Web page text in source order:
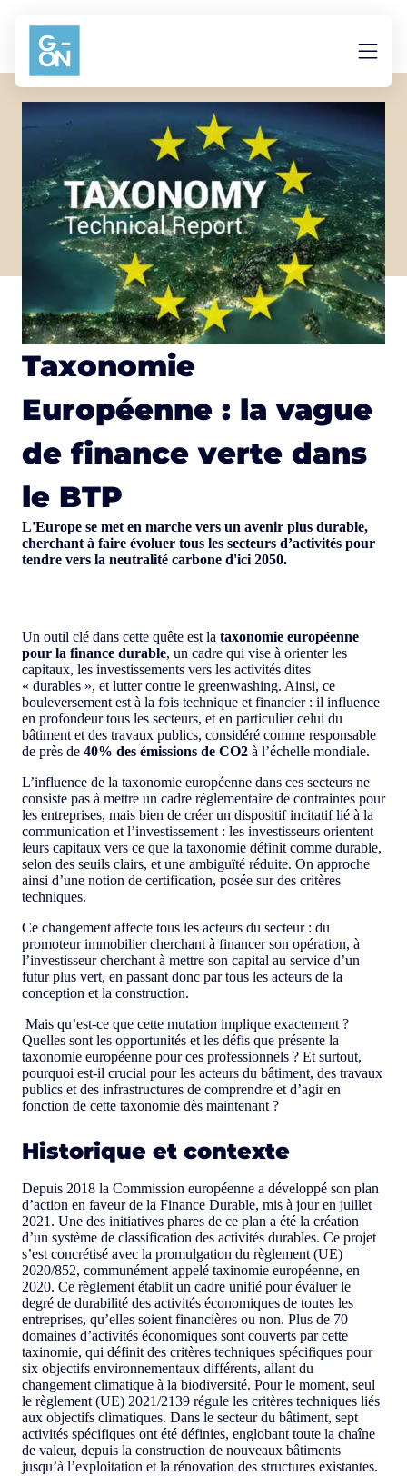
Aller au contenu
Taxonomie
Européenne : la vague
de finance verte dans
le BTP
L'Europe se met en marche vers un avenir plus durable,
cherchant à faire évoluer tous les secteurs d’activités pour
tendre vers la neutralité carbone d'ici 2050.
Un outil clé dans cette quête est la taxonomie européenne
pour la finance durable, un cadre qui vise à orienter les
capitaux, les investissements vers les activités dites
« durables », et lutter contre le greenwashing. Ainsi, ce
bouleversement est à la fois technique et financier : il influence
en profondeur tous les secteurs, et en particulier celui du
bâtiment et des travaux publics, considéré comme responsable
de près de 40% des émissions de CO2 à l’échelle mondiale.
L’influence de la taxonomie européenne dans ces secteurs ne
consiste pas à mettre un cadre réglementaire de contraintes pour
les entreprises, mais bien de créer un dispositif incitatif lié à la
communication et l’investissement : les investisseurs orientent
leurs capitaux vers ce que la taxonomie définit comme durable,
selon des seuils clairs, et une ambiguïté réduite. On approche
ainsi d’une notion de certification, posée sur des critères
techniques.
Ce changement affecte tous les acteurs du secteur : du
promoteur immobilier cherchant à financer son opération, à
l’investisseur cherchant à mettre son capital au service d’un
futur plus vert, en passant donc par tous les acteurs de la
conception et la construction.
Mais qu’est-ce que cette mutation implique exactement ?
Quelles sont les opportunités et les défis que présente la
taxonomie européenne pour ces professionnels ? Et surtout,
pourquoi est-il crucial pour les acteurs du bâtiment, des travaux
publics et des infrastructures de comprendre et d’agir en
fonction de cette taxonomie dès maintenant ?
Historique et contexte
Depuis 2018 la Commission européenne a développé son plan
d’action en faveur de la Finance Durable, mis à jour en juillet
2021. Une des initiatives phares de ce plan a été la création
d’un système de classification des activités durables. Ce projet
s’est concrétisé avec la promulgation du règlement (UE)
2020/852, communément appelé taxinomie européenne, en
2020. Ce règlement établit un cadre unifié pour évaluer le
degré de durabilité des activités économiques de toutes les
entreprises, qu’elles soient financières ou non. Plus de 70
domaines d’activités économiques sont couverts par cette
taxinomie, qui définit des critères techniques spécifiques pour
six objectifs environnementaux différents, allant du
changement climatique à la biodiversité. Pour le moment, seul
le règlement (UE) 2021/2139 régule les critères techniques liés
aux objectifs climatiques. Dans le secteur du bâtiment, sept
activités spécifiques ont été définies, englobant toute la chaîne
de valeur, depuis la construction de nouveaux bâtiments
jusqu’à l’exploitation et la rénovation des structures existantes.